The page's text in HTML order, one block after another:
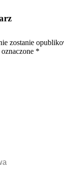
zostanie
*